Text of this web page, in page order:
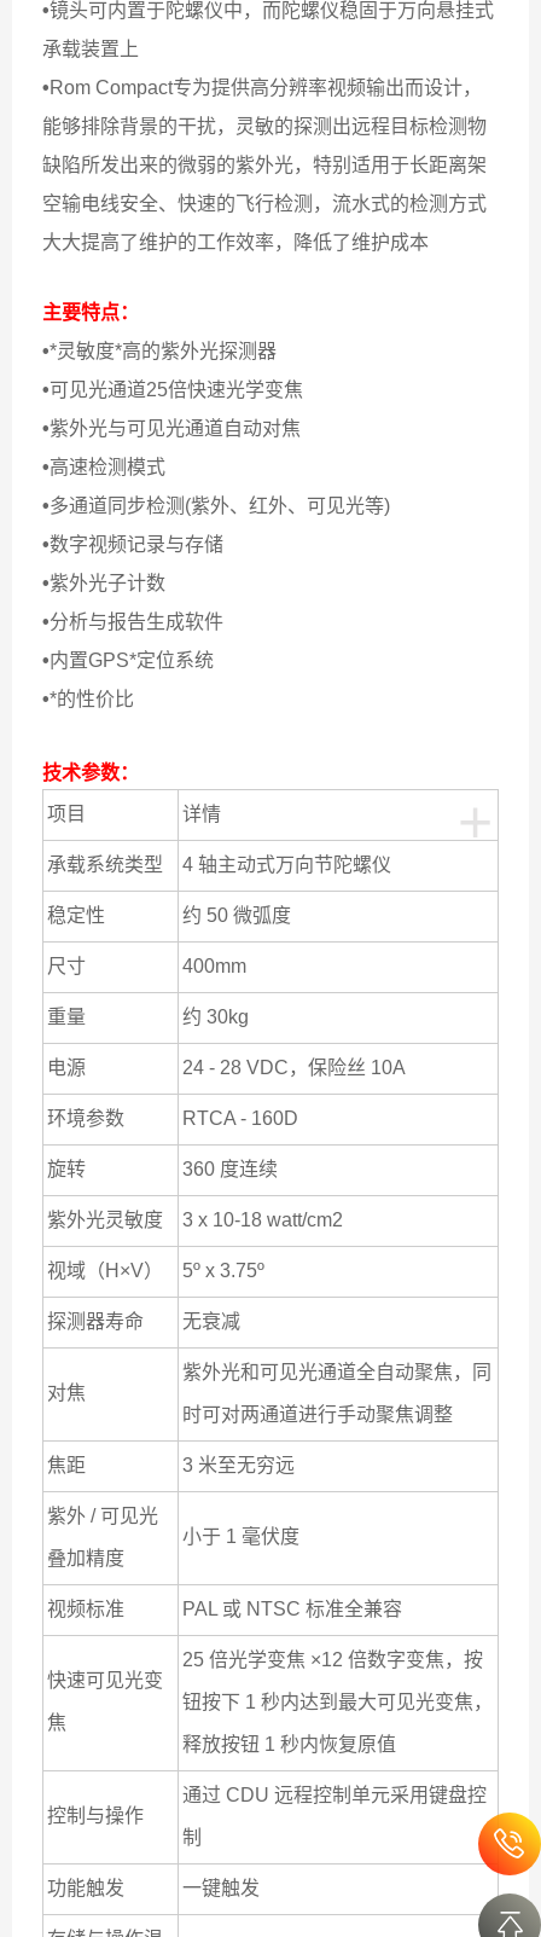
•镜头可内置于陀螺仪中，而陀螺仪稳固于万向悬挂式
承载装置上
•Rom Compact专为提供高分辨率视频输出而设计，
能够排除背景的干扰，灵敏的探测出远程目标检测物
缺陷所发出来的微弱的紫外光，特别适用于长距离架
空输电线安全、快速的飞行检测，流水式的检测方式
大大提高了维护的工作效率，降低了维护成本
主要特点：
•*灵敏度*高的紫外光探测器
•可见光通道25倍快速光学变焦
•紫外光与可见光通道自动对焦
•高速检测模式
•多通道同步检测(紫外、红外、可见光等)
•数字视频记录与存储
•紫外光子计数
•分析与报告生成软件
•内置GPS*定位系统
•*的性价比
技术参数：
+
项目 详情
承载系统类型 4 轴主动式万向节陀螺仪
稳定性 约 50 微弧度
尺寸 400mm
重量 约 30kg
电源 24 - 28 VDC，保险丝 10A
环境参数 RTCA - 160D
旋转 360 度连续
紫外光灵敏度 3 x 10-18 watt/cm2
视域（H×V） 5º x 3.75º
探测器寿命 无衰减
对焦
紫外光和可见光通道全自动聚焦，同
时可对两通道进行手动聚焦调整
焦距 3 米至无穷远
紫外 / 可见光
叠加精度
小于 1 毫伏度
视频标准 PAL 或 NTSC 标准全兼容
快速可见光变
焦
25 倍光学变焦 ×12 倍数字变焦，按
钮按下 1 秒内达到最大可见光变焦，
释放按钮 1 秒内恢复原值
控制与操作
通过 CDU 远程控制单元采用键盘控
制
功能触发 一键触发